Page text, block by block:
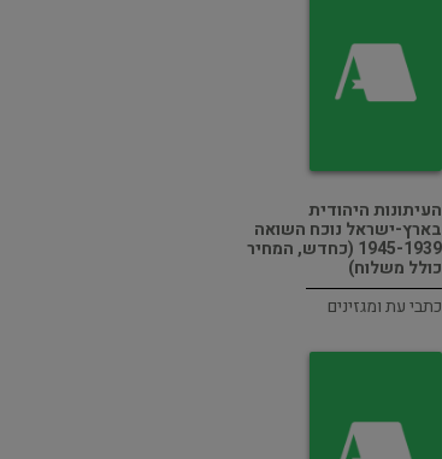
העיתונות היהודית
בארץ-ישראל נוכח השואה
1945-1939 (כחדש, המחיר
כולל משלוח)
כתבי עת ומגזינים